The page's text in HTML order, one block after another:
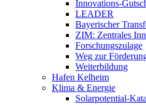
Innovations-
LEADER
Bayerischer
ZIM: Zentrales
Forschungszulage
Weg zur
Weiterbildung
Hafen Kelheim
Klima & Energie
Solarpotential-